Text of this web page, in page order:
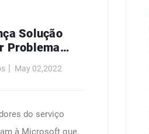
Solução
Problema
May 02,2022
do serviço
à Microsoft que,